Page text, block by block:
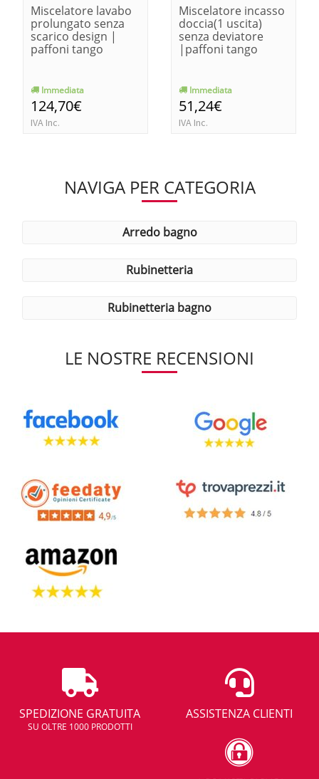
Miscelatore lavabo
prolungato senza
scarico design |
paffoni tango
Immediata
124,70€
IVA Inc.
Miscelatore incasso
doccia(1 uscita)
senza deviatore
|paffoni tango
Immediata
51,24€
IVA Inc.
NAVIGA PER CATEGORIA
arredo bagno
rubinetteria
rubinetteria bagno
LE NOSTRE RECENSIONI
SPEDIZIONE GRATUITA
SU OLTRE 1000 PRODOTTI
ASSISTENZA CLIENTI